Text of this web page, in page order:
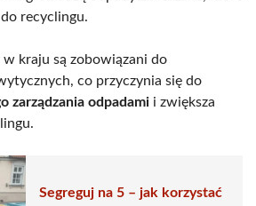
recyclingu.
w kraju są zobowiązani do
co przyczynia się do
zarządzania odpadami i zwiększa
Segreguj na 5 – jak korzystać